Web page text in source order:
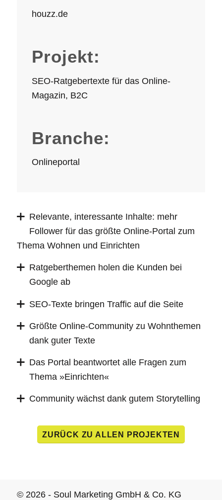
houzz.de
Projekt:
SEO-Ratgebertexte für das Online-
Magazin, B2C
Branche:
Onlineportal
Relevante, interessante Inhalte: mehr
Follower für das größte Online-Portal zum
Thema Wohnen und Einrichten
Ratgeberthemen holen die Kunden bei
Google ab
SEO-Texte bringen Traffic auf die Seite
Größte Online-Community zu Wohnthemen
dank guter Texte
Das Portal beantwortet alle Fragen zum
Thema »Einrichten«
Community wächst dank gutem Storytelling
ZURÜCK ZU ALLEN PROJEKTEN
© 2026 - Soul Marketing GmbH & Co. KG